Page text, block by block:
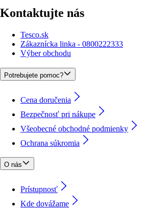
Kontaktujte nás
Tesco.sk
Zákaznícka linka - 0800222333
Výber obchodu
Potrebujete pomoc?
Cena doručenia
Bezpečnosť pri nákupe
Všeobecné obchodné podmienky
Ochrana súkromia
O nás
Prístupnosť
Kde dovážame